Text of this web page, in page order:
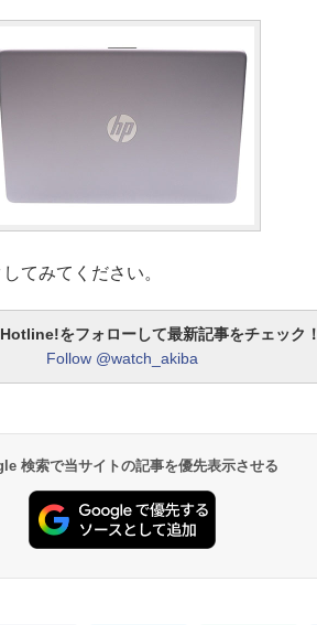
てみてください。
をフォローして最新記事をチェック！
Follow @watch_akiba
検索で当サイトの記事を優先表示させる